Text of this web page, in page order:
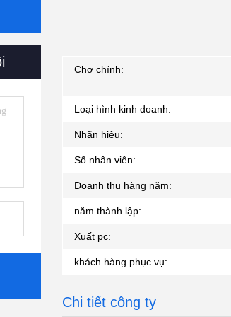
Chợ chính:
Loại hình kinh doanh:
Nhãn hiệu:
Số nhân viên:
Doanh thu hàng năm:
năm thành lập:
Xuất pc:
khách hàng phục vụ:
Chi tiết công ty